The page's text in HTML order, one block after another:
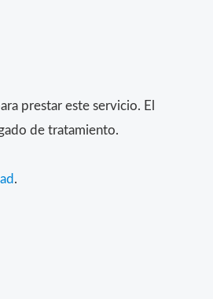
prestar este servicio. El
de tratamiento.
.